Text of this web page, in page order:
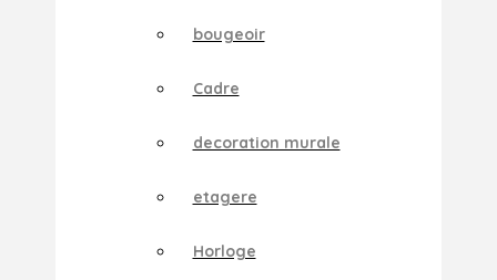
bougeoir
Cadre
decoration murale
etagere
Horloge